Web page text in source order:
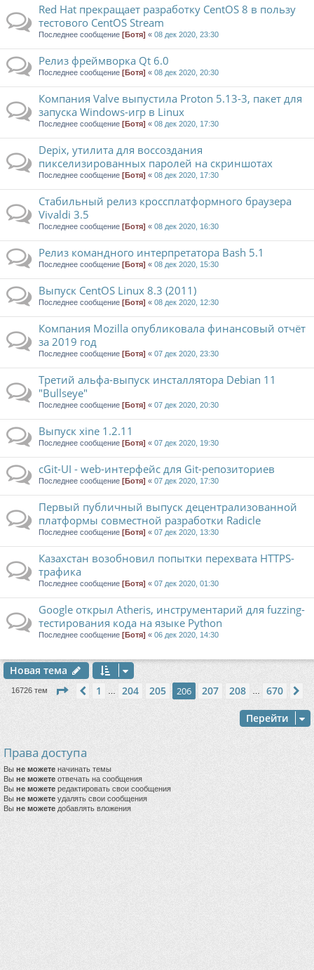
Red Hat прекращает разработку CentOS 8 в пользу
тестового CentOS Stream
Последнее сообщение [Ботя] « 08 дек 2020, 23:30
Релиз фреймворка Qt 6.0
Последнее сообщение [Ботя] « 08 дек 2020, 20:30
Компания Valve выпустила Proton 5.13-3, пакет для
запуска Windows-игр в Linux
Последнее сообщение [Ботя] « 08 дек 2020, 17:30
Depix, утилита для воссоздания
пикселизированных паролей на скриншотах
Последнее сообщение [Ботя] « 08 дек 2020, 17:30
Стабильный релиз кроссплатформного браузера
Vivaldi 3.5
Последнее сообщение [Ботя] « 08 дек 2020, 16:30
Релиз командного интерпретатора Bash 5.1
Последнее сообщение [Ботя] « 08 дек 2020, 15:30
Выпуск CentOS Linux 8.3 (2011)
Последнее сообщение [Ботя] « 08 дек 2020, 12:30
Компания Mozilla опубликовала финансовый отчёт
за 2019 год
Последнее сообщение [Ботя] « 07 дек 2020, 23:30
Третий альфа-выпуск инсталлятора Debian 11
"Bullseye"
Последнее сообщение [Ботя] « 07 дек 2020, 20:30
Выпуск xine 1.2.11
Последнее сообщение [Ботя] « 07 дек 2020, 19:30
cGit-UI - web-интерфейс для Git-репозиториев
Последнее сообщение [Ботя] « 07 дек 2020, 17:30
Первый публичный выпуск децентрализованной
платформы совместной разработки Radicle
Последнее сообщение [Ботя] « 07 дек 2020, 13:30
Казахстан возобновил попытки перехвата HTTPS-
трафика
Последнее сообщение [Ботя] « 07 дек 2020, 01:30
Google открыл Atheris, инструментарий для fuzzing-
тестирования кода на языке Python
Последнее сообщение [Ботя] « 06 дек 2020, 14:30
Новая тема
16726 тем Страница 206из670
Пред.
1 204 205 206 207 208 670
Перейти
Права доступа
Вы не можете начинать темы
Вы не можете отвечать на сообщения
Вы не можете редактировать свои сообщения
Вы не можете удалять свои сообщения
Вы не можете добавлять вложения